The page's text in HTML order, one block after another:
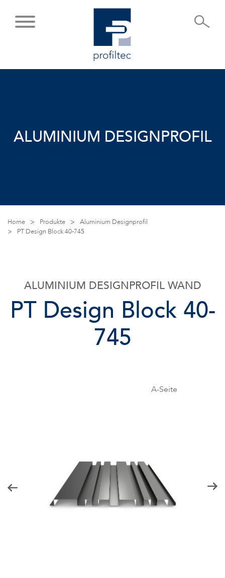
ALUMINIUM DESIGNPROFIL
Home > Produkte >
Aluminium Designprofil
>
PT Design Block 40-745
PT Design Block 40-
745
ALUMINIUM DESIGNPROFIL WAND
A-Seite